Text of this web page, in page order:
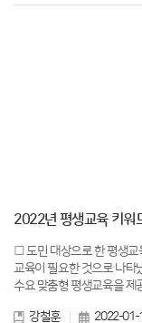
□ 도민 대상으로 한 평생교
교육이 필요한 것으로 나타났다. ❍ (재)제주평생교육장학진흥원에서
수요 맞춤형 평생교육을 제
강철훈 2022-01-